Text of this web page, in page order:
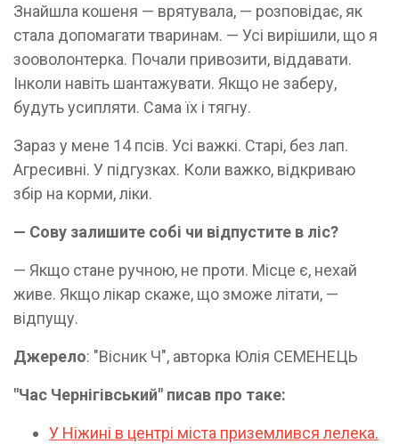
Знайшла кошеня — врятувала, — розповідає, як
стала допомагати тваринам. — Усі вирішили, що я
зооволонтерка. Почали привозити, віддавати.
Інколи навіть шантажувати. Якщо не заберу,
будуть усипляти. Сама їх і тягну.
Зараз у мене 14 псів. Усі важкі. Старі, без лап.
Агресивні. У підгузках. Коли важко, відкриваю
збір на корми, ліки.
— Сову залишите собі чи відпустите в ліс?
— Якщо стане ручною, не проти. Місце є, нехай
живе. Якщо лікар скаже, що зможе літати, —
відпущу.
Джерело: "Вісник Ч", авторка Юлія СЕМЕНЕЦЬ
"Час Чернігівський" писав про таке:
У Ніжині в центрі міста приземлився лелека.